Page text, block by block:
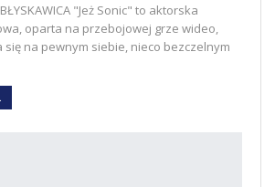
BŁYSKAWICA "Jeż Sonic" to aktorska
oparta na przebojowej grze wideo,
się na pewnym siebie, nieco bezczelnym